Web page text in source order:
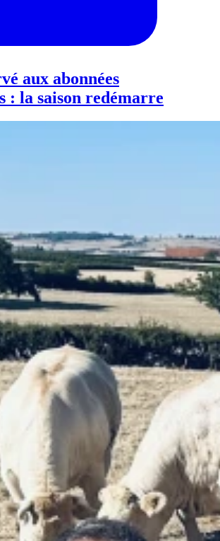
aux abonnées
: la saison redémarre